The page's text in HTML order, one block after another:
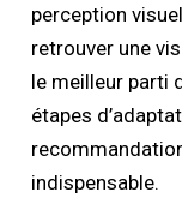
perception
retrouver une
le meilleur parti
étapes
indispensable.